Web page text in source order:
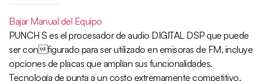
Bajar Manual del Equipo
PUNCH S es el procesador de audio DIGITAL DSP que puede
ser configurado para ser utilizado en emisoras de FM, incluye
opciones de placas que amplían sus funcionalidades.
Tecnología de punta a un costo extremamente competitivo.